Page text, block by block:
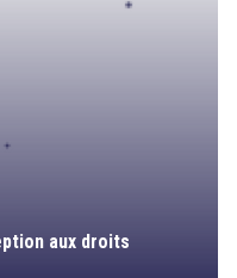
aux droits